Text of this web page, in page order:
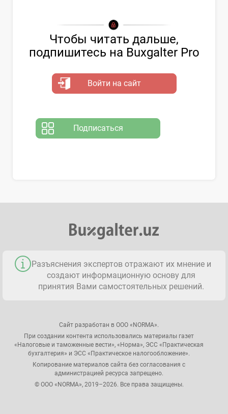
Чтобы читать дальше,
подпишитесь на Buxgalter Pro
Войти на сайт
Подписаться
Разъяснения экспертов отражают их мнение и
создают информационную основу для
принятия Вами самостоятельных решений.
Сайт разработан в ООО «NORMA».
При создании контента использовались материалы газет
«Налоговые и таможенные вести», «Норма», ЭСС «Практическая
бухгалтерия» и ЭСС «Практическое налогообложение».
Копирование материалов сайта без согласования с
администрацией ресурса запрещено.
© ООО «NORMA», 2019–2026. Все права защищены.